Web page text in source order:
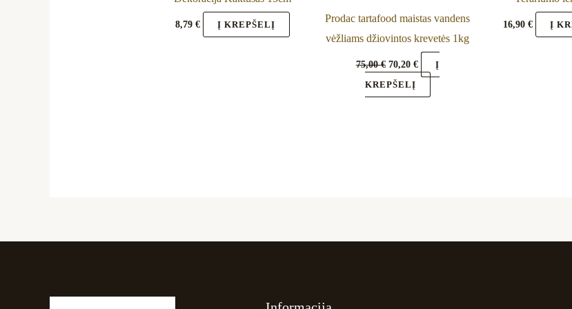
8,79 € Į KREPŠELĮ
Prodac tartafood maistas vandens
vėžliams džiovintos krevetės 1kg
75,00€ 70,20 €
Į
KREPŠELĮ
16,90€ Į